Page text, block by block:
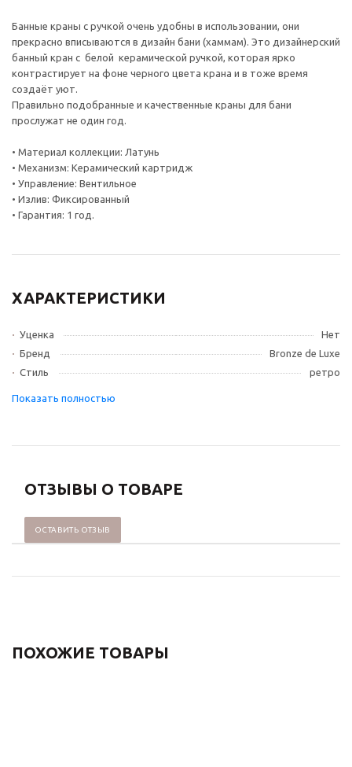
Банные краны с ручкой очень удобны в использовании, они
прекрасно вписываются в дизайн бани (хаммам). Это дизайнерский
банный кран с белой керамической ручкой, которая ярко
контрастирует на фоне черного цвета крана и в тоже время
создаёт уют.
Правильно подобранные и качественные краны для бани
прослужат не один год.
• Материал коллекции: Латунь
• Механизм: Керамический картридж
• Управление: Вентильное
• Излив: Фиксированный
• Гарантия: 1 год.
ХАРАКТЕРИСТИКИ
Уценка
Нет
Бренд
Bronze de Luxe
Стиль
ретро
ОТЗЫВЫ О ТОВАРЕ
ОСТАВИТЬ ОТЗЫВ
ПОХОЖИЕ ТОВАРЫ